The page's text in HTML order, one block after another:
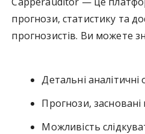
прогнози, статистику та
прогнозистів. Ви можете
Детальні
Прогнози, засновані
Можливість